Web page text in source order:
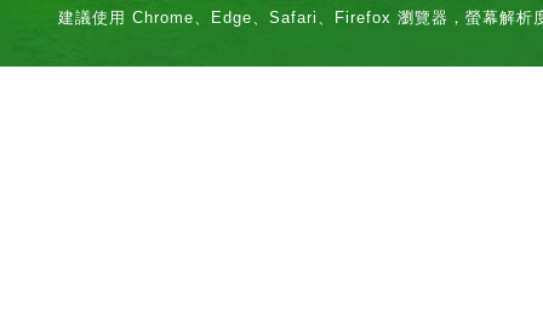
建議使用 Chrome、Edge、Safari、Firefox 瀏覽器，螢幕解